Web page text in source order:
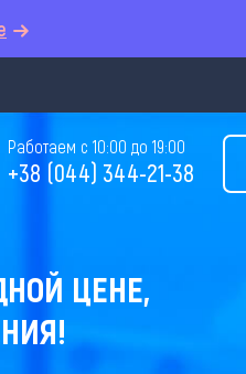
Работаем с 10:00 до 19:00
+38 (044) 344-21-38
ЦЕНЕ,